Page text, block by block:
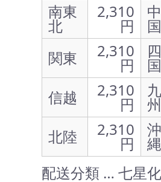
南東
北
2,310
円
中
国
関東
2,310
円
四
国
信越
2,310
円
九
州
北陸
2,310
円
沖
縄
配送分類 … 七星